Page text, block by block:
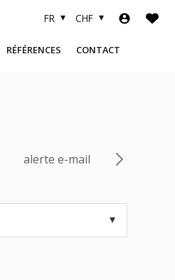
CHF
FR
RÉFÉRENCES
CONTACT
alerte e-mail